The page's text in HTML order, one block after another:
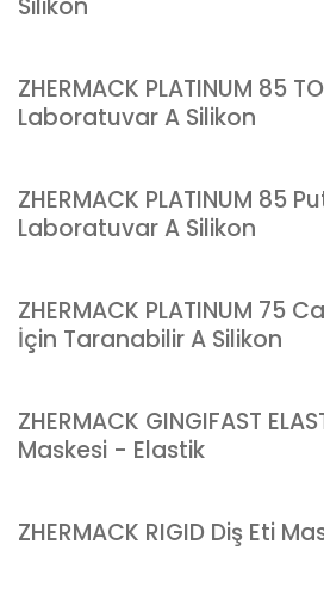
ZHERMACK PLATINUM 85
Laboratuvar A Silikon
ZHERMACK PLATINUM 85
Laboratuvar A Silikon
ZHERMACK PLATINUM 75
İçin Taranabilir A Silikon
ZHERMACK GINGIFAST
Maskesi - Elastik
ZHERMACK RIGID Diş Eti